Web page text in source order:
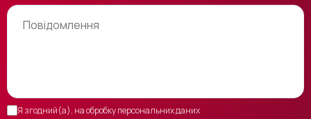
Я згодний(а), на обробку персональних даних